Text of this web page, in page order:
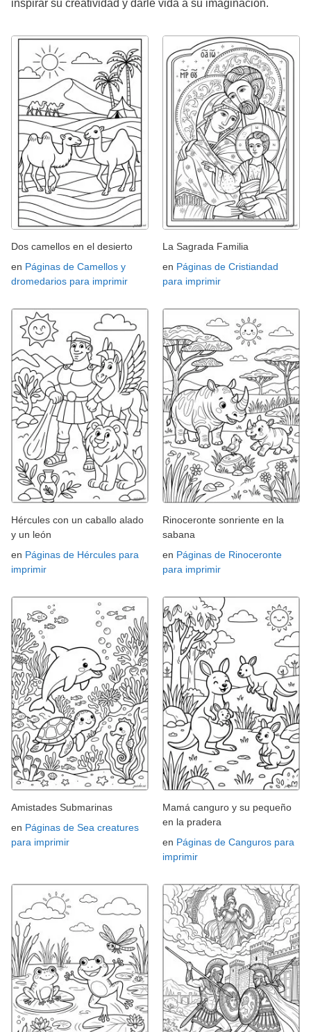
inspirar su creatividad y darle vida a su imaginación.
Dos camellos en el desierto
en Páginas de Camellos y
dromedarios para imprimir
La Sagrada Familia
en Páginas de Cristiandad
para imprimir
Hércules con un caballo alado
y un león
en Páginas de Hércules para
imprimir
Rinoceronte sonriente en la
sabana
en Páginas de Rinoceronte
para imprimir
Amistades Submarinas
en Páginas de Sea creatures
para imprimir
Mamá canguro y su pequeño
en la pradera
en Páginas de Canguros para
imprimir